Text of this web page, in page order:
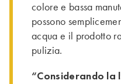
colore e bassa
possono
acqua e il prodotto
pulizia.
“Considerando la